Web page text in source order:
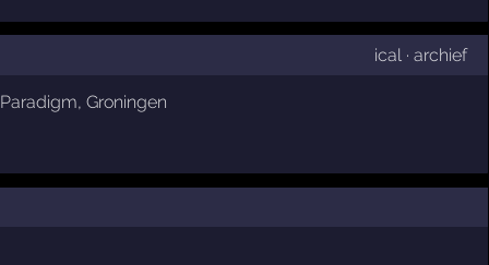
ical · archief
Paradigm, Groningen